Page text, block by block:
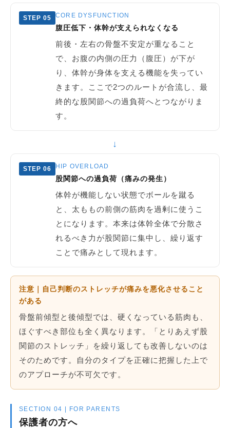
STEP 05 CORE DYSFUNCTION
腹圧低下・体幹が支えられなくなる
前後・左右の骨盤不安定が重なること
で、お腹の内側の圧力（腹圧）が下が
り、体幹が身体を支える機能を失ってい
きます。ここで2つのルートが合流し、最
終的な股関節への過負荷へとつながりま
す。
↓
STEP 06 HIP OVERLOAD
股関節への過負荷（痛みの発生）
体幹が機能しない状態でボールを蹴る
と、太ももの前側の筋肉を過剰に使うこ
とになります。本来は体幹全体で分散さ
れるべき力が股関節に集中し、繰り返す
ことで痛みとして現れます。
注意｜自己判断のストレッチが痛みを悪化させること
がある
骨盤前傾型と後傾型では、硬くなっている筋肉も、
ほぐすべき部位も全く異なります。「とりあえず股
関節のストレッチ」を繰り返しても改善しないのは
そのためです。自分のタイプを正確に把握した上で
のアプローチが不可欠です。
SECTION 04 | FOR PARENTS
保護者の方へ